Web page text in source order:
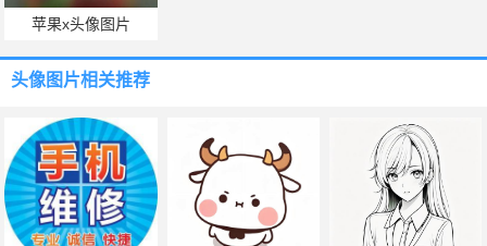
苹果x头像图片
头像图片相关推荐